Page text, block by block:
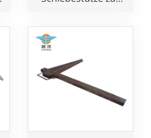
Wandschalungen